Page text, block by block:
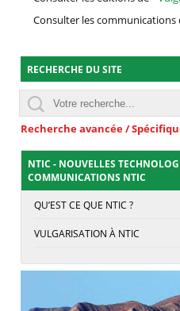
Consulter les
RECHERCHE DU SITE
Recherche avancée /
NTIC - NOUVELLES
COMMUNICATIONS NTIC
QU’EST CE QUE NTIC ?
VULGARISATION À NTIC